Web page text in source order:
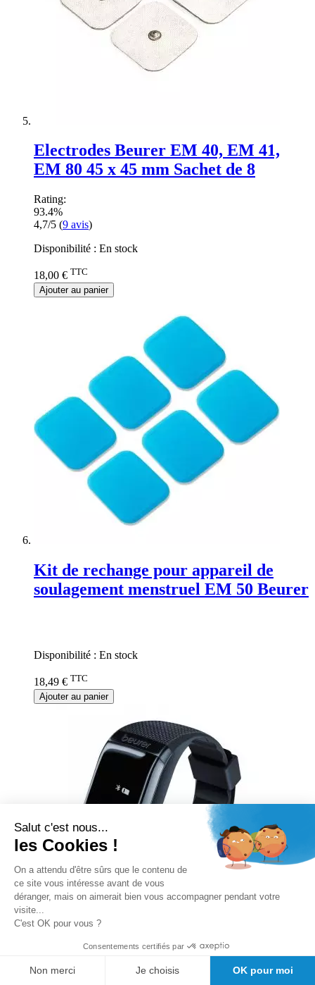
Electrodes Beurer EM 40, EM 41,
EM 80 45 x 45 mm Sachet de 8
Rating:
93.4%
4,7/5 (9 avis)
Disponibilité : En stock
18,00 € TTC
Ajouter au panier
Kit de rechange pour appareil de
soulagement menstruel EM 50 Beurer
Disponibilité : En stock
18,49 € TTC
Ajouter au panier
Capteur d’activité AS 97 Beurer
Salut c'est nous...
les Cookies !
On a attendu d'être sûrs que le contenu de
ce site vous intéresse avant de vous
déranger, mais on aimerait bien vous accompagner pendant votre
visite...
C'est OK pour vous ?
Consentements certifiés par
Non merci Je choisis OK pour moi